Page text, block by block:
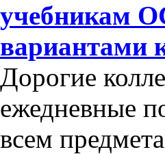
учебникам
вариантами
Дорогие
ежедневные
всем